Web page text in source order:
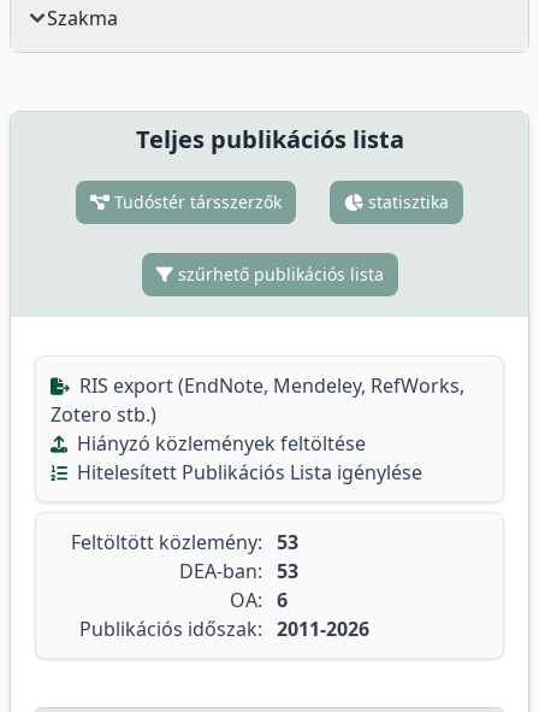
Szakma
Teljes publikációs lista
Tudóstér társszerzők statisztika
szűrhető publikációs lista
RIS export (EndNote, Mendeley, RefWorks,
Zotero stb.)
Hiányzó közlemények feltöltése
Hitelesített Publikációs Lista igénylése
Feltöltött közlemény: 53
DEA-ban: 53
OA: 6
Publikációs időszak: 2011-2026